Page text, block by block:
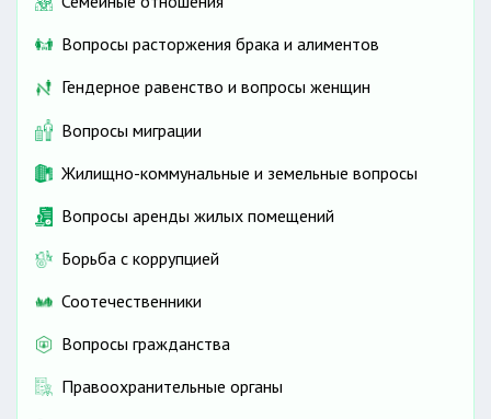
Вопросы расторжения брака и алиментов
Гендерное равенство и вопросы женщин
Вопросы миграции
Жилищно-коммунальные и земельные вопросы
Вопросы аренды жилых помещений
Борьба с коррупцией
Соотечественники
Вопросы гражданства
Правоохранительные органы